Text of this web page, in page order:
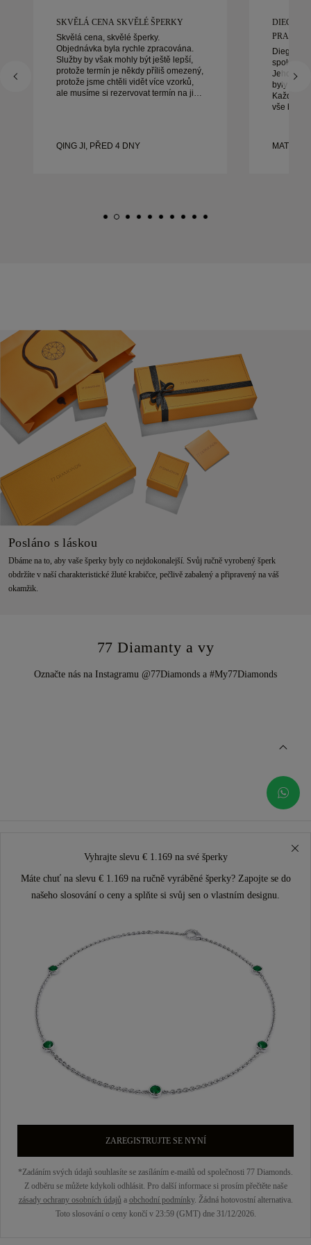
SKVĚLÁ CENA SKVĚLÉ ŠPERKY
Skvělá cena, skvělé šperky.
Objednávka byla rychle zpracována.
Služby by však mohly být ještě lepší,
protože termín je někdy příliš omezený,
protože jsme chtěli vidět více vzorků,
ale musíme si rezervovat termín na jiný
QING JI, PŘED 4 DNY
DIEGO
Diego byl
Jeho
byly
Každý
vše bylo
prsteny.
Posláno s láskou
Dbáme na to, aby vaše šperky byly co nejdokonalejší. Svůj ručně vyrobený šperk
obdržíte v naší charakteristické žluté krabičce, pečlivě zabalený a připravený na váš
okamžik.
77 Diamanty a vy
Označte nás na Instagramu @77Diamonds a #My77Diamonds
Vyhrajte slevu € 1.169 na své šperky
Máte chuť na slevu € 1.169 na ručně vyráběné šperky? Zapojte se do
našeho slosování o ceny a splňte si svůj sen o vlastním designu.
ZAREGISTRUJTE SE NYNÍ
*Zadáním svých údajů souhlasíte se zasíláním e-mailů od společnosti 77 Diamonds.
Z odběru se můžete kdykoli odhlásit. Pro další informace si prosím přečtěte naše
zásady ochrany osobních údajůa obchodní podmínky. Žádná hotovostní alternativa.
Toto slosování o ceny končí v 23:59 (GMT) dne 31/12/2026.